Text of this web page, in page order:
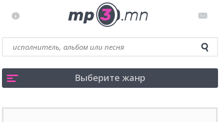
Выберите жанр